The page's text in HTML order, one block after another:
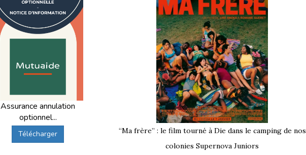
Assurance annulation
optionnel...
Télécharger
“Ma frère” : le film tourné à Die dans le camping de nos
colonies Supernova Juniors